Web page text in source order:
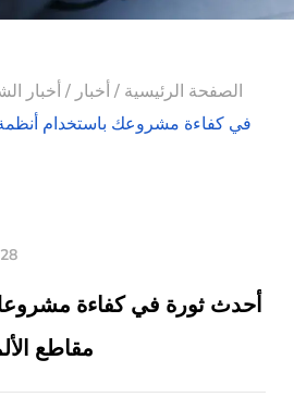
الصفحة الرئيسية / أخبار / أخبار
في كفاءة مشروعك باستخدام أنظمة
أحدث ثورة في كفاءة
مقاطع